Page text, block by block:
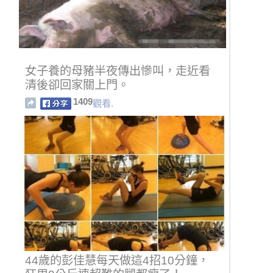
女子養的母豬半夜傳出慘叫，走近看
清後卻回家關上門。
1409觀看.
44歲的彭佳慧每天做這4招10分鐘，